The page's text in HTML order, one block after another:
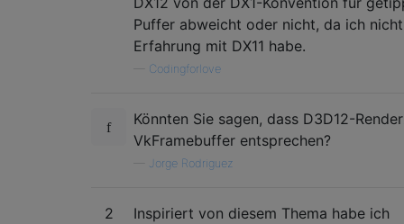
Puffer abweicht oder nicht, da ich
Erfahrung mit DX11 habe.
Codingforlove
Könnten Sie sagen, dass D3D12-
VkFramebuffer entsprechen?
Jorge Rodriguez
2
Inspiriert von diesem Thema habe ich